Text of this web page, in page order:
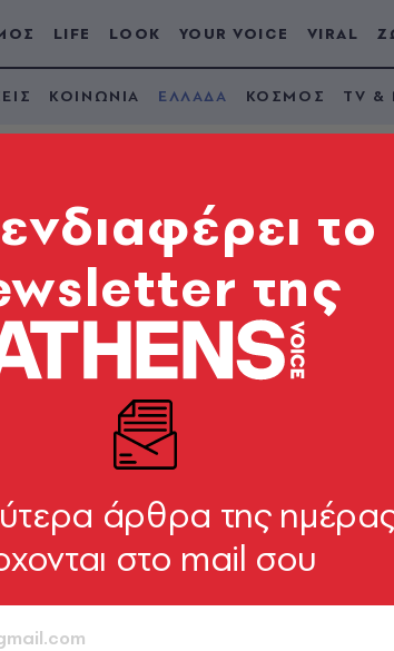
LIFE LOOK YOUR VOICE VIRAL
ΚΟΙΝΩΝΙΑ ΕΛΛΑΔΑ ΚΟΣΜΟΣ TV &
τη μέρα
οι
των κατηγορουμένων
το
της
άρθρα της
στο mail σου